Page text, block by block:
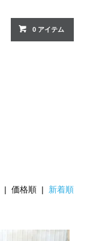
0 アイテム
| 価格順 | 新着順